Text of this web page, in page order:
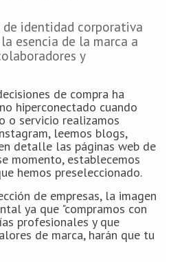
identidad corporativa
esencia de la marca a
y
de compra ha
hiperconectado cuando
o servicio realizamos
leemos blogs,
detalle las páginas web de
momento, establecemos
hemos preseleccionado.
de empresas, la imagen
ya que "compramos con
profesionales y que
de marca, harán que tu